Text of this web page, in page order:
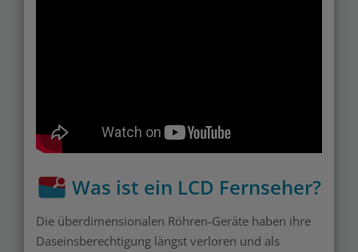
Was ist ein LCD Fernseher?
Die überdimensionalen Röhren-Geräte haben ihre
Daseinsberechtigung längst verloren und als